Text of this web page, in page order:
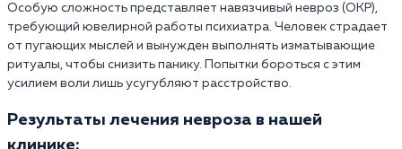
Особую сложность представляет навязчивый невроз (ОКР),
требующий ювелирной работы психиатра. Человек страдает
от пугающих мыслей и вынужден выполнять изматывающие
ритуалы, чтобы снизить панику. Попытки бороться с этим
усилием воли лишь усугубляют расстройство.
Результаты лечения невроза в нашей
клинике: